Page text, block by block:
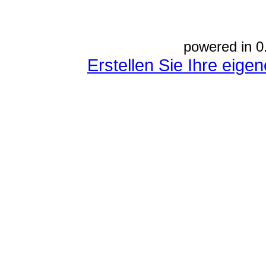
powered in
Erstellen Sie Ihre